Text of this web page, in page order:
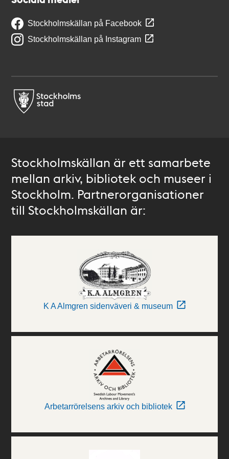
Stockholmskällan på Facebook
Stockholmskällan på Instagram
Stockholmskällan är ett samarbete
mellan arkiv, bibliotek och museer i
Stockholm. Partnerorganisationer
till Stockholmskällan är:
K A Almgren sidenväveri & museum
Arbetarrörelsens arkiv och bibliotek